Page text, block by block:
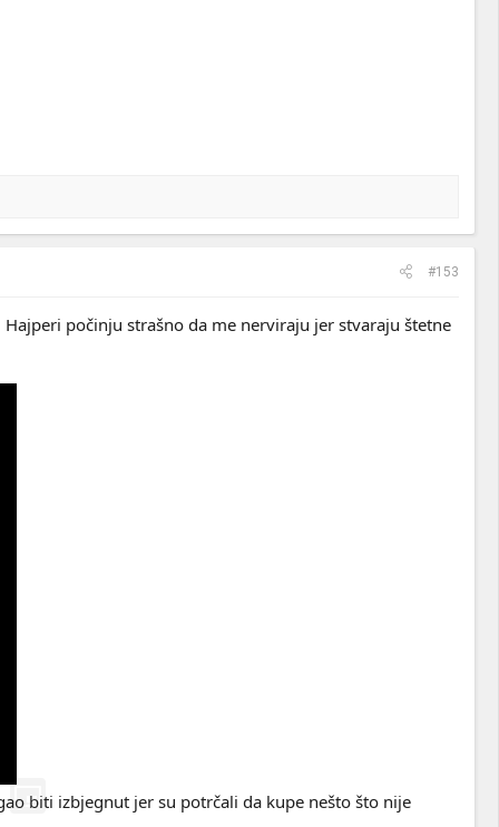
#153
počinju strašno da me nerviraju jer stvaraju štetne
biti izbjegnut jer su potrčali da kupe nešto što nije